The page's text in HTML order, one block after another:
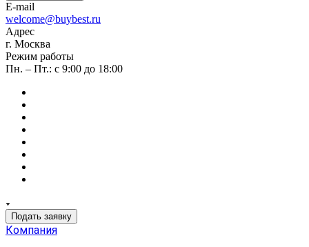
E-mail
welcome@buybest.ru
Адрес
г. Москва
Режим работы
Пн. – Пт.: с 9:00 до 18:00
Подать заявку
Компания